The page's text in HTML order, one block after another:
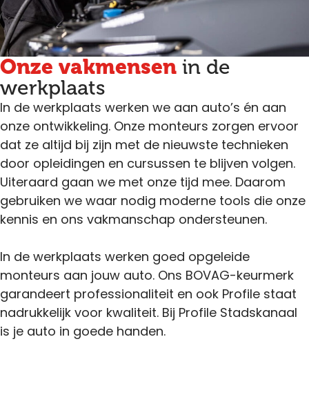
Onze vakmensen in de
werkplaats
In de werkplaats werken we aan auto’s én aan
onze ontwikkeling. Onze monteurs zorgen ervoor
dat ze altijd bij zijn met de nieuwste technieken
door opleidingen en cursussen te blijven volgen.
Uiteraard gaan we met onze tijd mee. Daarom
gebruiken we waar nodig moderne tools die onze
kennis en ons vakmanschap ondersteunen.
In de werkplaats werken goed opgeleide
monteurs aan jouw auto. Ons BOVAG-keurmerk
garandeert professionaliteit en ook Profile staat
nadrukkelijk voor kwaliteit. Bij Profile Stadskanaal
is je auto in goede handen.